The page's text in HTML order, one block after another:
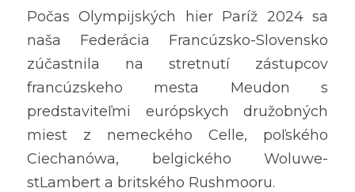
Počas Olympijských hier Paríž 2024 sa
naša Federácia Francúzsko-Slovensko
zúčastnila na stretnutí zástupcov
francúzskeho mesta Meudon s
predstaviteľmi európskych družobných
miest z nemeckého Celle, poľského
Ciechanówa, belgického Woluwe-
stLambert a britského Rushmooru.